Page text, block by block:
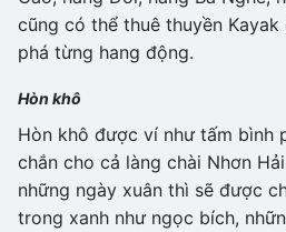
cũng có thể thuê thuyền
phá từng hang động.
Hòn khô
Hòn khô được ví như tấm bình
chắn cho cả làng chài Nhơn
những ngày xuân thì sẽ được
trong xanh như ngọc bích,